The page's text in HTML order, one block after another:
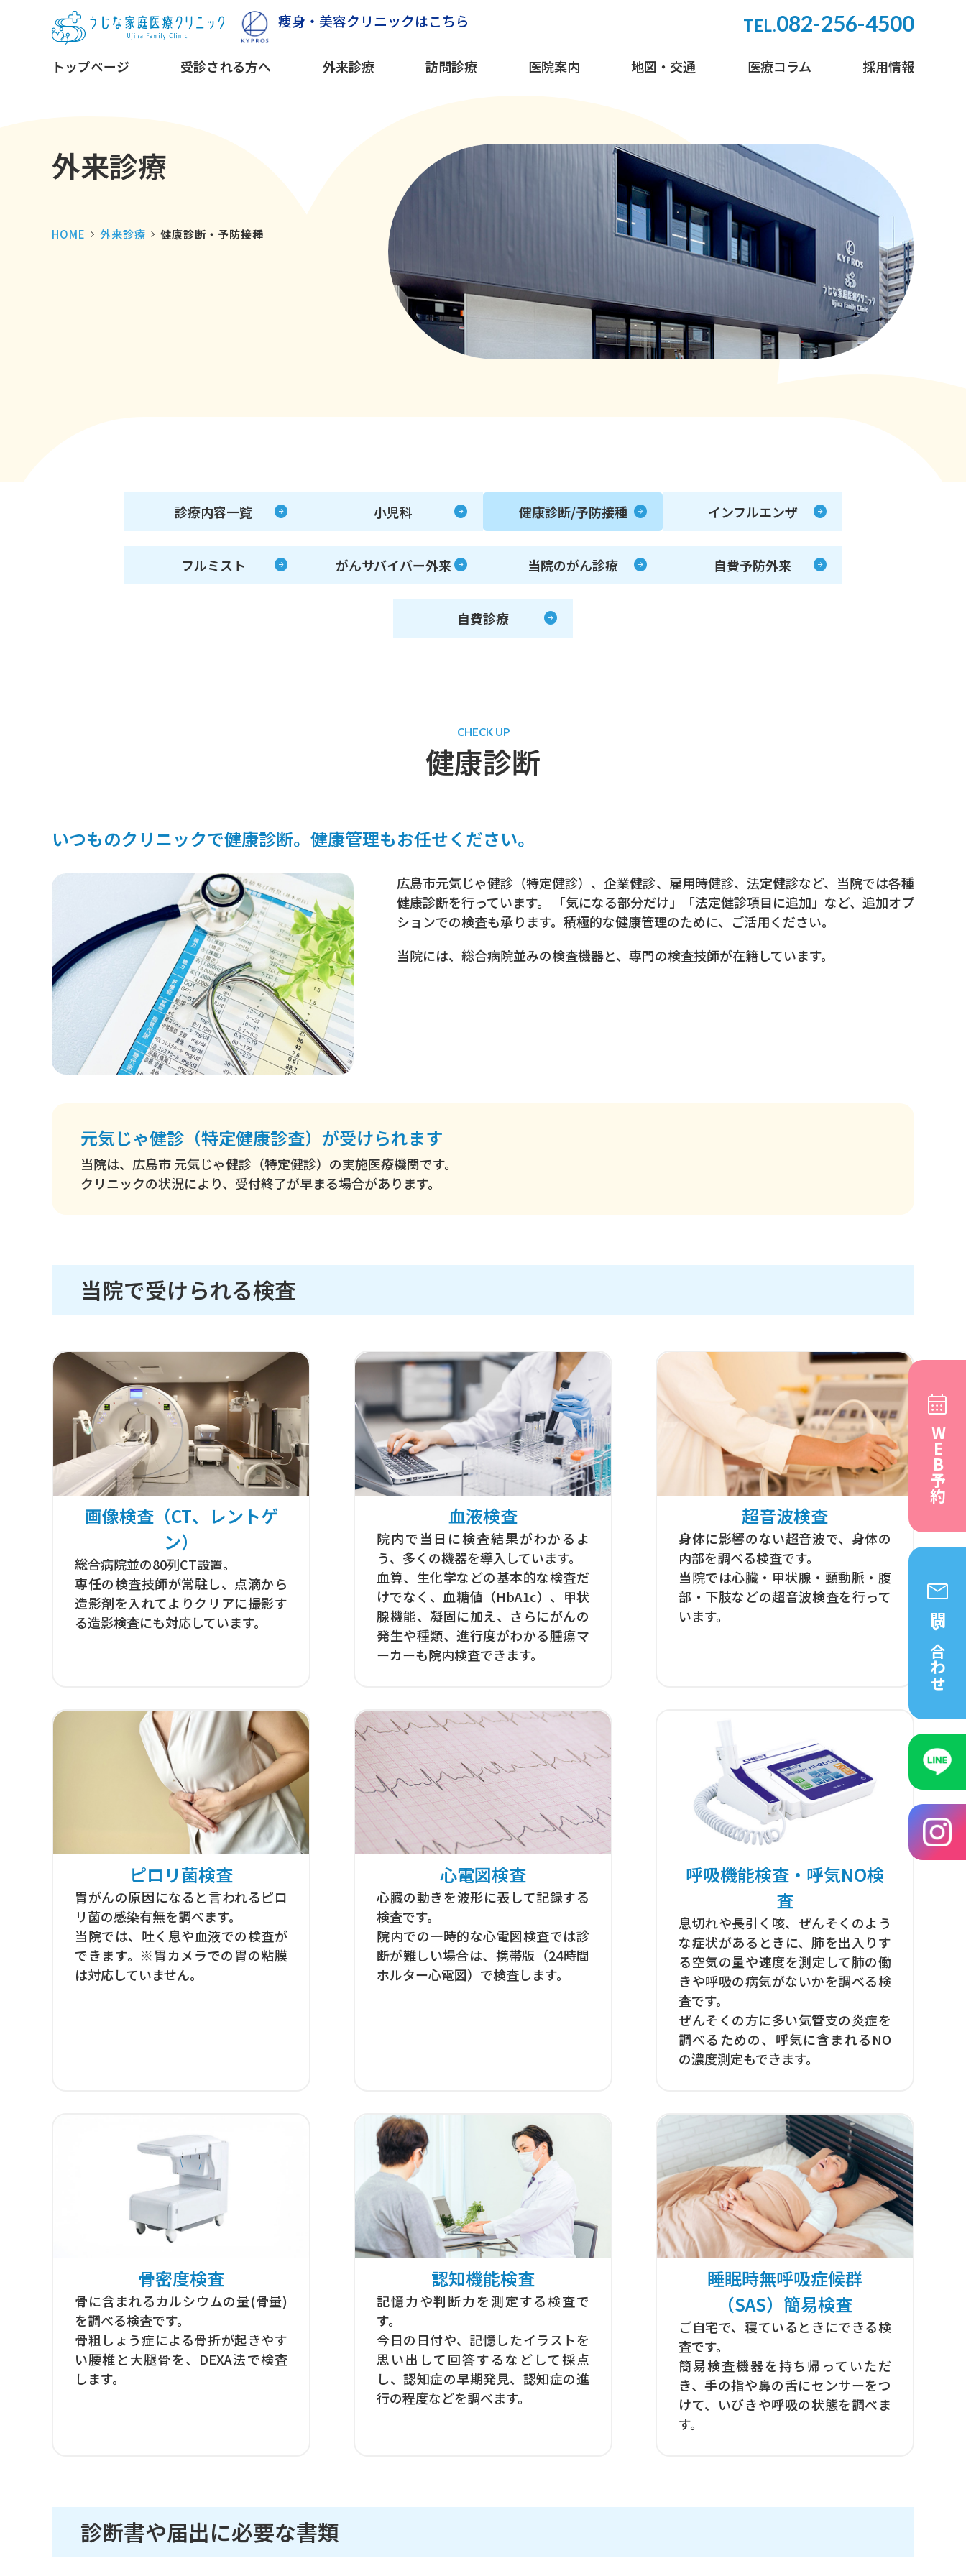
痩身・美容クリニックはこちら TEL.082-256-4500
トップページ 受診される方へ 外来診療 訪問診療 医院案内 地図・交通 医療コラム 採用情報
外来診療
HOME 外来診療 健康診断・予防接種
診療内容一覧 小児科 健康診断/予防接種 インフルエンザ
フルミスト がんサバイバー外来 当院のがん診療 自費予防外来
自費診療
CHECK UP
健康診断
いつものクリニックで健康診断。健康管理もお任せください。
広島市元気じゃ健診（特定健診）、企業健診、雇用時健診、法定健診など、当院では各種
健康診断を行っています。 「気になる部分だけ」「法定健診項目に追加」など、追加オプ
ションでの検査も承ります。積極的な健康管理のために、ご活用ください。
当院には、総合病院並みの検査機器と、専門の検査技師が在籍しています。
元気じゃ健診（特定健康診査）が受けられます
当院は、広島市 元気じゃ健診（特定健診）の実施医療機関です。
クリニックの状況により、受付終了が早まる場合があります。
当院で受けられる検査
画像検査（CT、レントゲ
ン）
総合病院並の80列CT設置。
専任の検査技師が常駐し、点滴から
造影剤を入れてよりクリアに撮影す
る造影検査にも対応しています。
血液検査
院内で当日に検査結果がわかるよ
う、多くの機器を導入しています。
血算、生化学などの基本的な検査だ
けでなく、血糖値（HbA1c）、甲状
腺機能、凝固に加え、さらにがんの
発生や種類、進行度がわかる腫瘍マ
ーカーも院内検査できます。
超音波検査
身体に影響のない超音波で、身体の
内部を調べる検査です。
当院では心臓・甲状腺・頸動脈・腹
部・下肢などの超音波検査を行って
います。
ピロリ菌検査
胃がんの原因になると言われるピロ
リ菌の感染有無を調べます。
当院では、吐く息や血液での検査が
できます。※胃カメラでの胃の粘膜
は対応していません。
心電図検査
心臓の動きを波形に表して記録する
検査です。
院内での一時的な心電図検査では診
断が難しい場合は、携帯版（24時間
ホルター心電図）で検査します。
呼吸機能検査・呼気NO検
査
息切れや長引く咳、ぜんそくのよう
な症状があるときに、肺を出入りす
る空気の量や速度を測定して肺の働
きや呼吸の病気がないかを調べる検
査です。
ぜんそくの方に多い気管支の炎症を
調べるための、呼気に含まれるNO
の濃度測定もできます。
骨密度検査
骨に含まれるカルシウムの量(骨量)
を調べる検査です。
骨粗しょう症による骨折が起きやす
い腰椎と大腿骨を、DEXA法で検査
します。
認知機能検査
記憶力や判断力を測定する検査で
す。
今日の日付や、記憶したイラストを
思い出して回答するなどして採点
し、認知症の早期発見、認知症の進
行の程度などを調べます。
睡眠時無呼吸症候群
（SAS）簡易検査
ご自宅で、寝ているときにできる検
査です。
簡易検査機器を持ち帰っていただ
き、手の指や鼻の舌にセンサーをつ
けて、いびきや呼吸の状態を調べま
す。
診断書や届出に必要な書類
WEB予約
問い合わせ